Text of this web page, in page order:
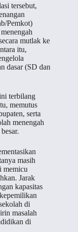
tersebut,
Pemkot)
mutlak ke
itu,
dasar (SD dan
terbilang
memutus
serta
menengah
masih
memicu
Jarak
kapasitas
di
masalah
di